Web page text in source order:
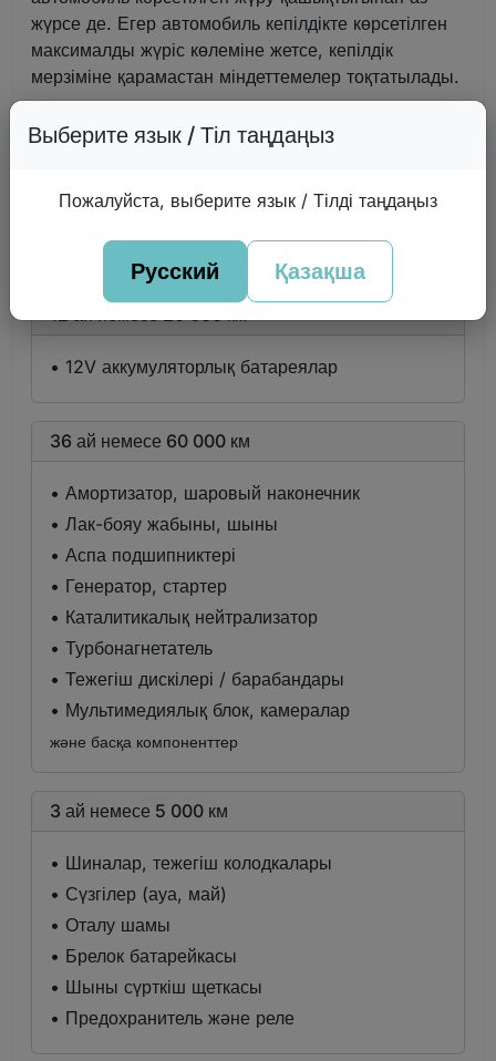
жүрсе де. Егер автомобиль кепілдікте көрсетілген
максималды жүріс көлеміне жетсе, кепілдік
мерзіміне қарамастан міндеттемелер тоқтатылады.
Шектеулі кепілдік
Автомобильдің төменде көрсетілген құрамдас
бөлшектеріне қысқартылған кепілдік мерзімі
12 ай немесе 20 000 км
• 12V аккумуляторлық батареялар
36 ай немесе 60 000 км
• Амортизатор, шаровый наконечник
• Лак-бояу жабыны, шыны
• Аспа подшипниктері
• Генератор, стартер
• Каталитикалық нейтрализатор
• Турбонагнетатель
• Тежегіш дискілері / барабандары
• Мультимедиялық блок, камералар
және басқа компоненттер
3 ай немесе 5 000 км
• Шиналар, тежегіш колодкалары
• Сүзгілер (ауа, май)
• Оталу шамы
• Брелок батарейкасы
• Шыны сүрткіш щеткасы
• Предохранитель және реле
Выберите язык / Тіл таңдаңыз
Пожалуйста, выберите язык / Тілді таңдаңыз
Русский Қазақша